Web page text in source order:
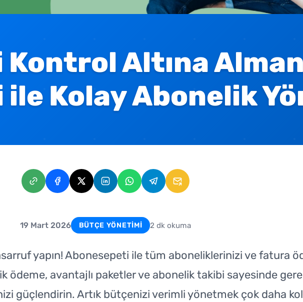
Altına
Kolay Abonelik
19 Mart 2026 BÜTÇE YÖNETIMI 2 dk okuma
yapın! Abonesepeti ile tüm aboneliklerinizi ve fatura
avantajlı paketler ve abonelik takibi sayesinde
güçlendirin. Artık bütçenizi verimli yönetmek çok daha